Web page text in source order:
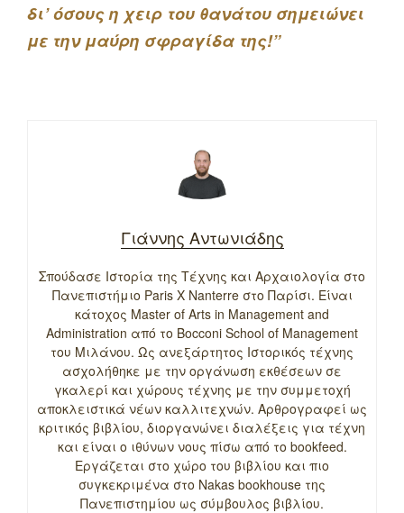
δι’ όσους η χειρ του θανάτου σημειώνει
με την μαύρη σφραγίδα της!”
Γιάννης Αντωνιάδης
Σπούδασε Ιστορία της Τέχνης και Αρχαιολογία στο
Πανεπιστήμιο Paris X Nanterre στο Παρίσι. Είναι
κάτοχος Master of Arts in Management and
Administration από το Bocconi School of Management
του Μιλάνου. Ως ανεξάρτητος Ιστορικός τέχνης
ασχολήθηκε με την οργάνωση εκθέσεων σε
γκαλερί και χώρους τέχνης με την συμμετοχή
αποκλειστικά νέων καλλιτεχνών. Αρθρογραφεί ως
κριτικός βιβλίου, διοργανώνει διαλέξεις για τέχνη
και είναι ο ιθύνων νους πίσω από το bookfeed.
Εργάζεται στο χώρο του βιβλίου και πιο
συγκεκριμένα στο Nakas bookhouse της
Πανεπιστημίου ως σύμβουλος βιβλίου.